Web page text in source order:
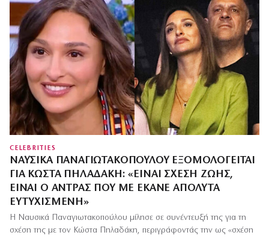
CELEBRITIES
ΝΑΥΣΙΚΆ ΠΑΝΑΓΙΩΤΑΚΟΠΟΎΛΟΥ ΕΞΟΜΟΛΟΓΕΊΤΑΙ
ΓΙΑ ΚΏΣΤΑ ΠΗΛΑΔΆΚΗ: «ΕΊΝΑΙ ΣΧΈΣΗ ΖΩΉΣ,
ΕΊΝΑΙ Ο ΆΝΤΡΑΣ ΠΟΥ ΜΕ ΈΚΑΝΕ ΑΠΌΛΥΤΑ
ΕΥΤΥΧΙΣΜΈΝΗ»
Η Ναυσικά Παναγιωτακοπούλου μίλησε σε συνέντευξή της για τη
σχέση της με τον Κώστα Πηλαδάκη, περιγράφοντάς την ως «σχέση